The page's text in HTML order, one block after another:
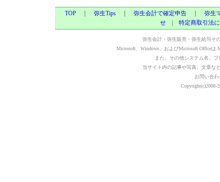
TOP 弥生Tips 弥生会計で確定申告
弥生
せ
特定商取引法
弥生会計・弥生販売・弥生給与そ
Microsoft、Windows、およびMicrosoft Office
また、その他システム名、
当サイト内の記事や写真、文章な
お問い合わ
Copyright(c)2008-